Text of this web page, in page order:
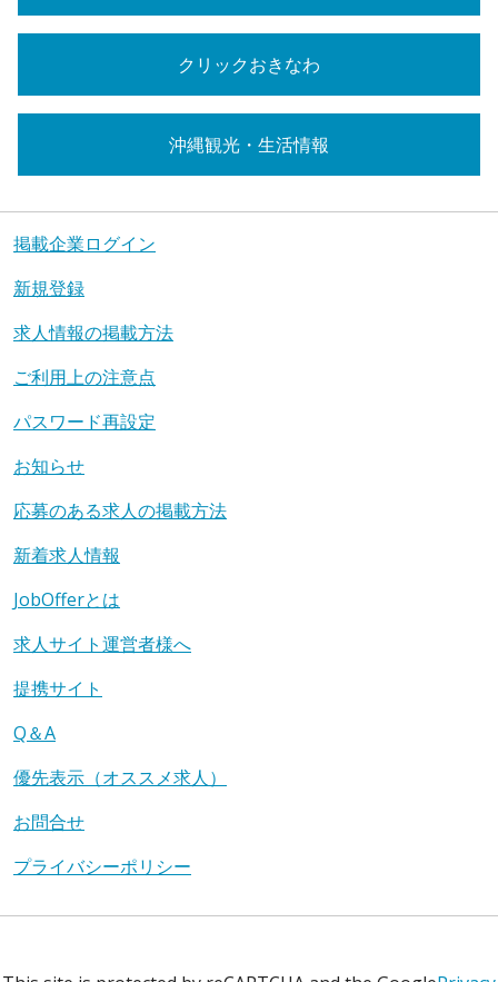
クリックおきなわ
沖縄観光・生活情報
掲載企業ログイン
新規登録
求人情報の掲載方法
ご利用上の注意点
パスワード再設定
お知らせ
応募のある求人の掲載方法
新着求人情報
JobOfferとは
求人サイト運営者様へ
提携サイト
Q＆A
優先表示（オススメ求人）
お問合せ
プライバシーポリシー